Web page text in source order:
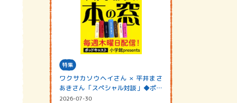
特集
ワクサカソウヘイさん × 平井まさ
あきさん「スペシャル対談」◆ポッ
ドキャスト…
2026-07-30